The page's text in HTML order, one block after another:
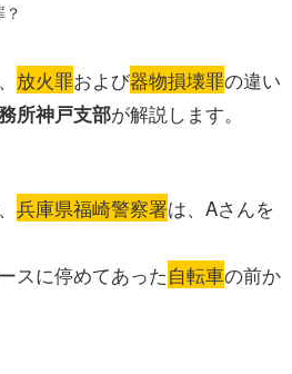
放火罪および器物損壊罪の違い
所神戸支部が解説します。
兵庫県福崎警察署は、Aさんを
スに停めてあった自転車の前か